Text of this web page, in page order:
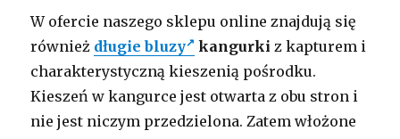
W ofercie naszego sklepu online znajdują się
również długie bluzy kangurki z kapturem i
charakterystyczną kieszenią pośrodku.
Kieszeń w kangurce jest otwarta z obu stron i
nie jest niczym przedzielona. Zatem włożone